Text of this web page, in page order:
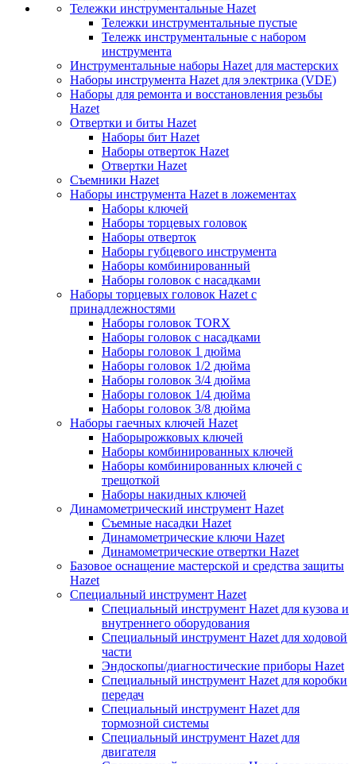
Тележки инструментальные Hazet
Тележки инструментальные пустые
Тележк инструментальные с набором
инструмента
Инструментальные наборы Hazet для мастерских
Наборы инструмента Hazet для электрика (VDE)
Наборы для ремонта и восстановления резьбы
Hazet
Отвертки и биты Hazet
Наборы бит Hazet
Наборы отверток Hazet
Отвертки Hazet
Съемники Hazet
Наборы инструмента Hazet в ложементах
Наборы ключей
Наборы торцевых головок
Наборы отверток
Наборы губцевого инструмента
Наборы комбинированный
Наборы головок с насадками
Наборы торцевых головок Hazet с
принадлежностями
Наборы головок TORX
Наборы головок с насадками
Наборы головок 1 дюйма
Наборы головок 1/2 дюйма
Наборы головок 3/4 дюйма
Наборы головок 1/4 дюйма
Наборы головок 3/8 дюйма
Наборы гаечных ключей Hazet
Наборырожковых ключей
Наборы комбинированных ключей
Наборы комбинированных ключей с
трещоткой
Наборы накидных ключей
Динамометрический инструмент Hazet
Съемные насадки Hazet
Динамометрические ключи Hazet
Динамометрические отвертки Hazet
Базовое оснащение мастерской и средства защиты
Hazet
Специальный инструмент Hazet
Специальный инструмент Hazet для кузова и
внутреннего оборудования
Специальный инструмент Hazet для ходовой
части
Эндоскопы/диагностические приборы Hazet
Специальный инструмент Hazet для коробки
передач
Специальный инструмент Hazet для
тормозной системы
Специальный инструмент Hazet для
двигателя